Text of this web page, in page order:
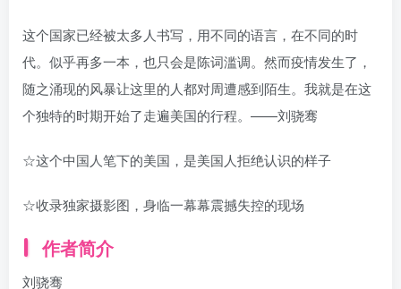
这个国家已经被太多人书写，用不同的语言，在不同的时
代。似乎再多一本，也只会是陈词滥调。然而疫情发生了，
随之涌现的风暴让这里的人都对周遭感到陌生。我就是在这
个独特的时期开始了走遍美国的行程。——刘骁骞
☆这个中国人笔下的美国，是美国人拒绝认识的样子
☆收录独家摄影图，身临一幕幕震撼失控的现场
作者简介
刘骁骞